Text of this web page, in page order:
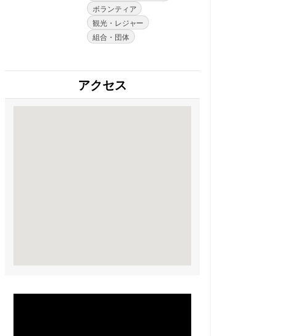
ボランティア
観光・レジャー
組合・団体
アクセス